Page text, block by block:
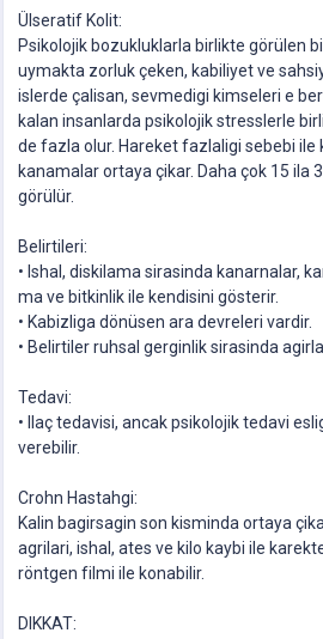
Ülseratif Kolit:
Psikolojik bozukluklarla birlikte görülen
uymakta zorluk çeken, kabiliyet ve
islerde çalisan, sevmedigi kimseleri e
kalan insanlarda psikolojik stresslerle
de fazla olur. Hareket fazlaligi sebebi ile
kanamalar ortaya çikar. Daha çok 15 ila
görülür.
Belirtileri:
• Ishal, diskilama sirasinda kanarnalar,
ma ve bitkinlik ile kendisini gösterir.
• Kabizliga dönüsen ara devreleri vardir.
• Belirtiler ruhsal gerginlik sirasinda
Tedavi:
• Ilaç tedavisi, ancak psikolojik tedavi
verebilir.
Crohn Hastahgi:
Kalin bagirsagin son kisminda ortaya
agrilari, ishal, ates ve kilo kaybi ile
röntgen filmi ile konabilir.
DIKKAT: